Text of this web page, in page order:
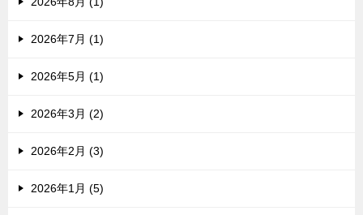
2026年7月 (1)
2026年5月 (1)
2026年3月 (2)
2026年2月 (3)
2026年1月 (5)